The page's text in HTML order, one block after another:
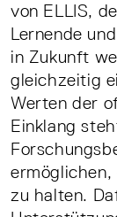
von ELLIS,
Lernende
in Zukunft
gleichzeitig
Werten der
Einklang
ermöglichen,
zu halten.